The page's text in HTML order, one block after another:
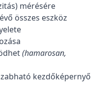
mérésére
összes eszköz
(hamarosan,
kezdőképernyő